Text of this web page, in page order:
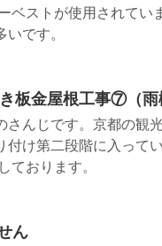
ベストが使用されてい
です。
板金屋根工事⑦（雨
んじです。京都の観
付け第二段階に入って
ております。
ん